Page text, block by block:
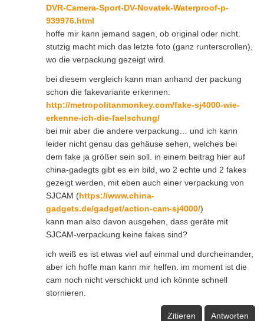
DVR-Camera-Sport-DV-Novatek-Waterproof-p-
939976.html
hoffe mir kann jemand sagen, ob original oder nicht.
stutzig macht mich das letzte foto (ganz runterscrollen),
wo die verpackung gezeigt wird.
bei diesem vergleich kann man anhand der packung
schon die fakevariante erkennen:
http://metropolitanmonkey.com/fake-sj4000-wie-
erkenne-ich-die-faelschung/
bei mir aber die andere verpackung… und ich kann
leider nicht genau das gehäuse sehen, welches bei
dem fake ja größer sein soll. in einem beitrag hier auf
china-gadegts gibt es ein bild, wo 2 echte und 2 fakes
gezeigt werden, mit eben auch einer verpackung von
SJCAM (https://www.china-
gadgets.de/gadget/action-cam-sj4000/)
kann man also davon ausgehen, dass geräte mit
SJCAM-verpackung keine fakes sind?
ich weiß es ist etwas viel auf einmal und durcheinander,
aber ich hoffe man kann mir helfen. im moment ist die
cam noch nicht verschickt und ich könnte schnell
stornieren.
Zitieren Antworten